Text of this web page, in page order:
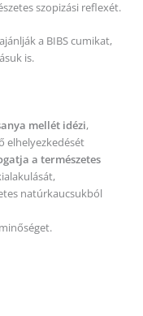
szopizási reflexét.
a BIBS cumikat,
is.
mellét idézi,
elhelyezkedését
a természetes
natúrkaucsukból